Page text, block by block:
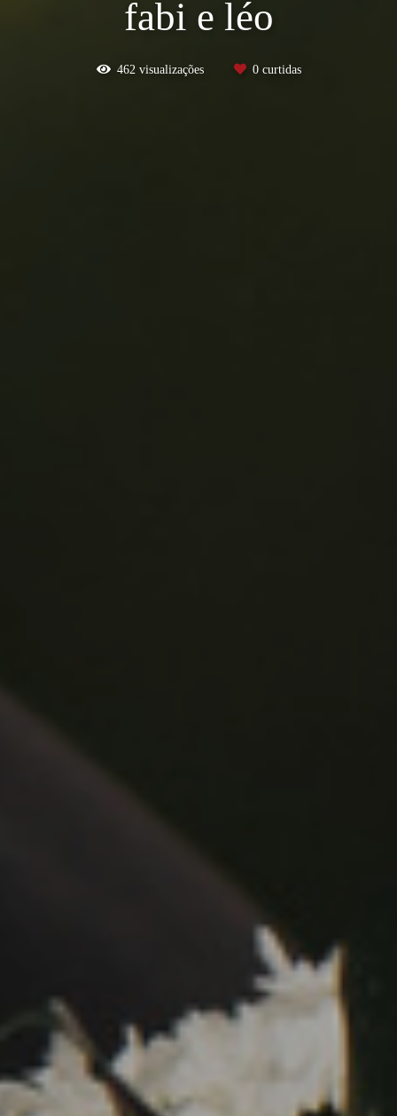
fabi e léo
462 visualizações 0curtidas